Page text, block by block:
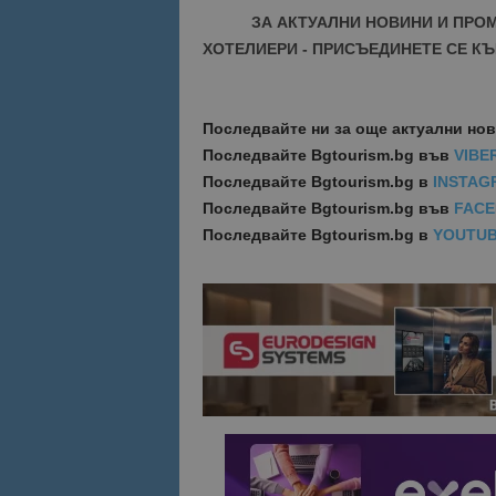
ЗА АКТУАЛНИ НОВИНИ И
ХОТЕЛИЕРИ - ПРИСЪЕДИНЕТЕ СЕ
Последвайте ни за още актуални
Последвайте Bgtourism.bg във
Последвайте Bgtourism.bg в
Последвайте Bgtourism.bg във
Последвайте Bgtourism.bg в
Име
is_unique
_ga_B09EBBY8PY
_ga_WXPDN4HSCV
_ga_FK650GXHRZ
Име